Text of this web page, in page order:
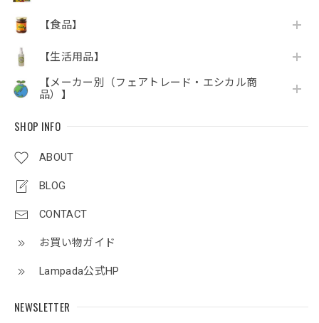
【食品】
【生活用品】
【メーカー別（フェアトレード・エシカル商
品）】
SHOP INFO
ABOUT
BLOG
CONTACT
お買い物ガイド
Lampada公式HP
NEWSLETTER